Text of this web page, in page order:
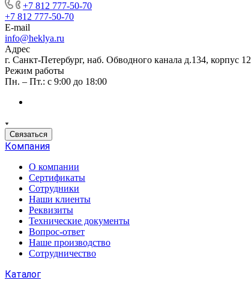
+7 812 777-50-70
+7 812 777-50-70
E-mail
info@heklya.ru
Адрес
г. Санкт-Петербург, наб. Обводного канала д.134, корпус 12
Режим работы
Пн. – Пт.: с 9:00 до 18:00
Связаться
Компания
О компании
Сертификаты
Сотрудники
Наши клиенты
Реквизиты
Технические документы
Вопрос-ответ
Наше производство
Сотрудничество
Каталог